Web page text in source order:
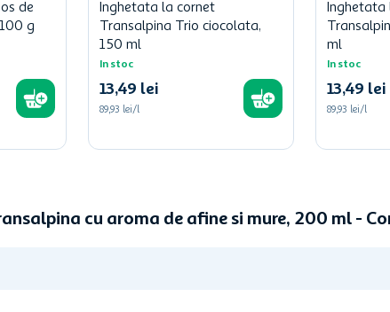
de
g
Inghetata la cornet
Transalpina Trio ciocolata,
150 ml
In stoc
13,49 lei
89,93 lei/l
Inghetata
ml
In stoc
13,49 lei
89,93 lei/l
cu aroma de afine si mure, 200 ml -